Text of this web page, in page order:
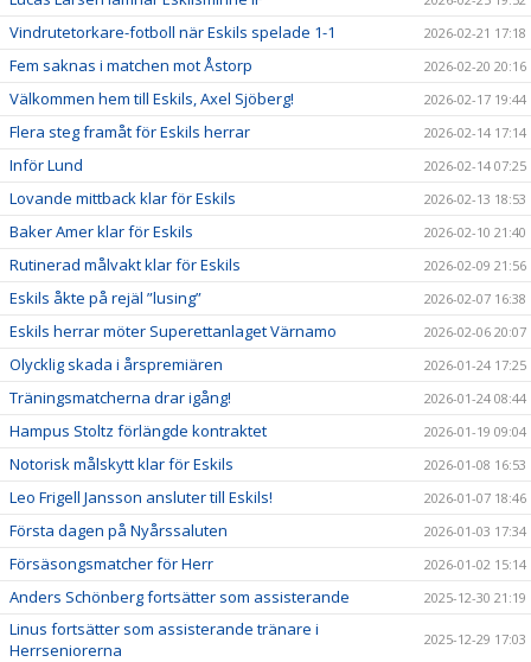
Vindrutetorkare-fotboll när Eskils spelade 1-1 2026-02-21 17:18
Fem saknas i matchen mot Åstorp 2026-02-20 20:16
Välkommen hem till Eskils, Axel Sjöberg! 2026-02-17 19:44
Flera steg framåt för Eskils herrar 2026-02-14 17:14
Inför Lund 2026-02-14 07:25
Lovande mittback klar för Eskils 2026-02-13 18:53
Baker Amer klar för Eskils 2026-02-10 21:40
Rutinerad målvakt klar för Eskils 2026-02-09 21:56
Eskils åkte på rejäl ”lusing” 2026-02-07 16:38
Eskils herrar möter Superettanlaget Värnamo 2026-02-06 20:07
Olycklig skada i årspremiären 2026-01-24 17:25
Träningsmatcherna drar igång! 2026-01-24 08:44
Hampus Stoltz förlängde kontraktet 2026-01-19 09:04
Notorisk målskytt klar för Eskils 2026-01-08 16:53
Leo Frigell Jansson ansluter till Eskils! 2026-01-07 18:46
Första dagen på Nyårssaluten 2026-01-03 17:34
Försäsongsmatcher för Herr 2026-01-02 15:14
Anders Schönberg fortsätter som assisterande 2025-12-30 21:19
Linus fortsätter som assisterande tränare i
Herrseniorerna
2025-12-29 17:03